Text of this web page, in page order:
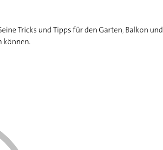
Tricks und Tipps für den Garten, Balkon und
können.